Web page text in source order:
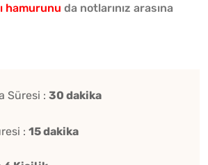
hamurunu da notlarınız arasına
Süresi : 30 dakika
: 15 dakika